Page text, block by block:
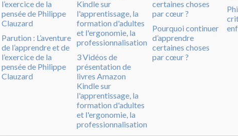
Parution : L’aventure
de l’apprendre et de
l’exercice de la
pensée de Philippe
Clauzard
3 Vidéos de
présentation de
livres Amazon
Kindle sur
l'apprentissage, la
formation d'adultes
et l'ergonomie, la
professionnalisation
Pourquoi continuer
d’apprendre
certaines choses
par cœur ?